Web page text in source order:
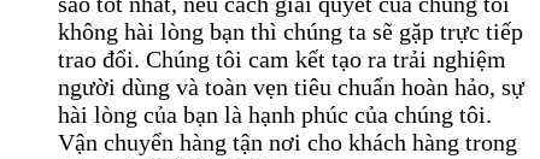
không hài lòng bạn thì chúng ta sẽ gặp trực tiếp
trao đổi. Chúng tôi cam kết tạo ra trải nghiệm
người dùng và toàn vẹn tiêu chuẩn hoàn hảo, sự
hài lòng của bạn là hạnh phúc của chúng tôi.
Vận chuyển hàng tận nơi cho khách hàng trong